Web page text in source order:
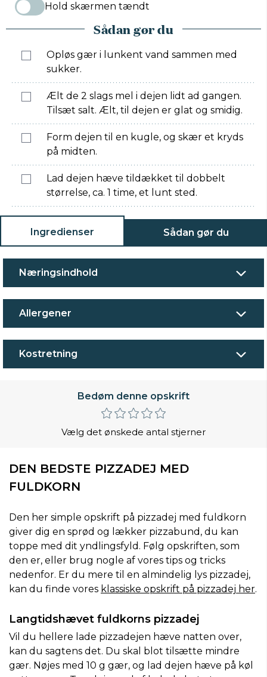
Hold skærmen tændt
Sådan gør du
Opløs gær i lunkent vand sammen med
sukker.
Ælt de 2 slags mel i dejen lidt ad gangen.
Tilsæt salt. Ælt, til dejen er glat og smidig.
Form dejen til en kugle, og skær et kryds
på midten.
Lad dejen hæve tildækket til dobbelt
størrelse, ca. 1 time, et lunt sted.
Ingredienser Sådan gør du
Næringsindhold
Allergener
Kostretning
Bedøm denne opskrift
Vælg det ønskede antal stjerner
DEN BEDSTE PIZZADEJ MED
FULDKORN
Den her simple opskrift på pizzadej med fuldkorn
giver dig en sprød og lækker pizzabund, du kan
toppe med dit yndlingsfyld. Følg opskriften, som
den er, eller brug nogle af vores tips og tricks
nedenfor. Er du mere til en almindelig lys pizzadej,
kan du finde vores klassiske opskrift på pizzadej her.
Langtidshævet fuldkorns pizzadej
Vil du hellere lade pizzadejen hæve natten over,
kan du sagtens det. Du skal blot tilsætte mindre
gær. Nøjes med 10 g gær, og lad dejen hæve på køl